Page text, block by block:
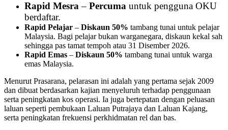
Rapid Mesra – Percuma untuk pengguna OKU
berdaftar.
Rapid Pelajar – Diskaun 50% tambang tunai untuk pelajar
Malaysia. Bagi pelajar bukan warganegara, diskaun kekal sah
sehingga pas tamat tempoh atau 31 Disember 2026.
Rapid Emas – Diskaun 50% tambang tunai untuk warga
emas Malaysia.
Menurut Prasarana, pelarasan ini adalah yang pertama sejak 2009
dan dibuat berdasarkan kajian menyeluruh terhadap penggunaan
serta peningkatan kos operasi. Ia juga bertepatan dengan peluasan
laluan seperti pembukaan Laluan Putrajaya dan Laluan Kajang,
serta peningkatan frekuensi perkhidmatan rel dan bas.